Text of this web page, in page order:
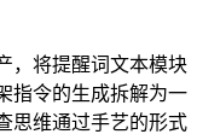
将提醒词文本模块
指令的生成拆解为一
思维通过手艺的形式